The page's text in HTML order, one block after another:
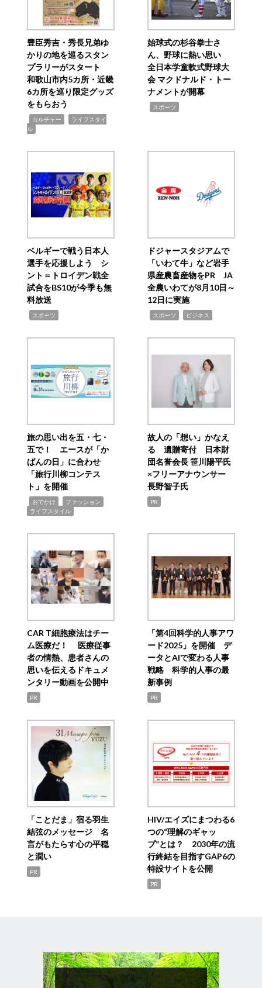
豊臣秀吉・秀長兄弟ゆ
かりの地を巡るスタン
プラリーがスタート
和歌山市内5カ所・近畿
6カ所を巡り限定グッズ
をもらおう
カルチャー
ライフスタイ
ル
始球式の杉谷拳士さ
ん、野球に熱い思い
全日本学童軟式野球大
会 マクドナルド・トー
ナメントが開幕
スポーツ
ベルギーで戦う日本人
選手を応援しよう シ
ント＝トロイデン戦全
試合をBS10が今季も無
料放送
スポーツ
ドジャースタジアムで
「いわて牛」など岩手
県産農畜産物をPR JA
全農いわてが8月10日～
12日に実施
スポーツ ビジネス
旅の思い出を五・七・
五で！ エースが「か
ばんの日」に合わせ
「旅行川柳コンテス
ト」を開催
おでかけ ファッション
ライフスタイル
故人の「想い」かなえ
る 遺贈寄付 日本財
団名誉会長 笹川陽平氏
×フリーアナウンサー
長野智子氏
PR
CAR T細胞療法はチー
ム医療だ！ 医療従事
者の情熱、患者さんの
思いを伝えるドキュメ
ンタリー動画を公開中
PR
「第4回科学的人事アワ
ード2025」を開催 デ
ータとAIで変わる人事
戦略 科学的人事の最
新事例
PR
「ことだま」宿る羽生
結弦のメッセージ 名
言がもたらす心の平穏
と潤い
PR
HIV/エイズにまつわる6
つの“理解のギャッ
プ”とは？ 2030年の流
行終結を目指すGAP6の
特設サイトを公開
PR